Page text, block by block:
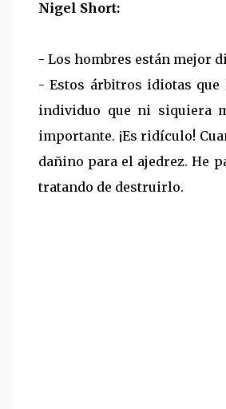
Nigel Short:
- Los hombres están mejor
- Estos árbitros idiotas
individuo que ni siquiera
importante. ¡Es ridículo!
dañino para el ajedrez. He
tratando de destruirlo.